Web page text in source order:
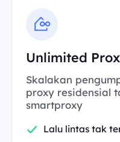
Unlimited
Skalakan
proxy residensial
smartproxy
Lalu lintas tak